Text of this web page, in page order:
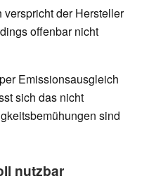
der Hersteller
offenbar nicht
Emissionsausgleich
sich das nicht
sind
nutzbar